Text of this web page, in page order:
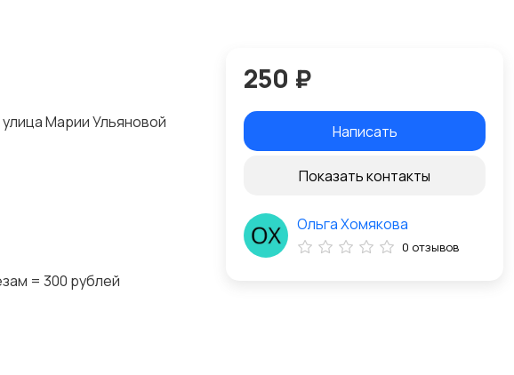
Марии Ульяновой
= 300 рублей
250 ₽
Написать
Показать контакты
Ольга Хомякова
0 отзывов